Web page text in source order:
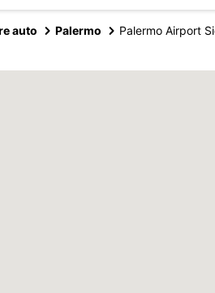
auto Palermo Palermo Airport